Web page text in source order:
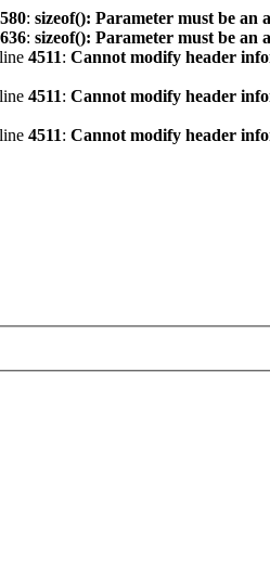
580: sizeof(): Parameter must be
636: sizeof(): Parameter must be
4511: Cannot modify header
4511: Cannot modify header
4511: Cannot modify header